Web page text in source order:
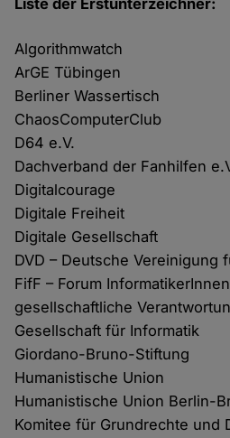
Liste der Erstunterzeichner:
Algorithmwatch
ArGE Tübingen
Berliner Wassertisch
ChaosComputerClub
D64 e.V.
Dachverband der Fanhilfen
Digitalcourage
Digitale Freiheit
Digitale Gesellschaft
DVD – Deutsche Vereinigung
FifF – Forum
gesellschaftliche
Gesellschaft für Informatik
Giordano-Bruno-Stiftung
Humanistische Union
Humanistische Union Berlin-
Komitee für Grundrechte und